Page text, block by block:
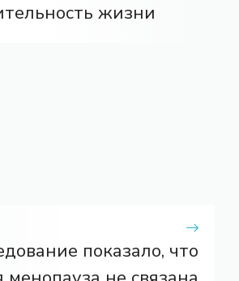
жизни
показало, что